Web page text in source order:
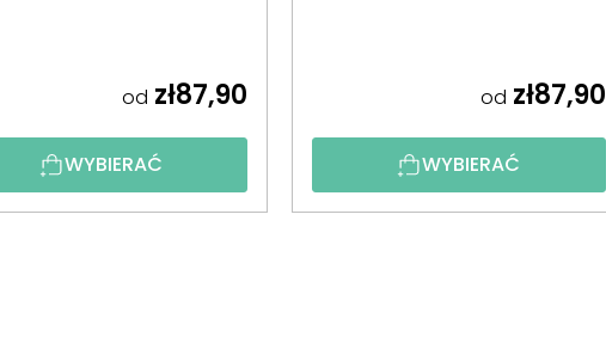
od zł87,90
WYBIERAĆ
od zł87,90
WYBIERAĆ